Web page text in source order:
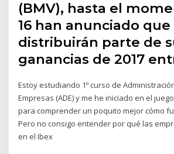
(BMV), hasta el
16 han anunciado que
distribuirán parte de
ganancias de 2017
Estoy estudiando 1º curso de
Empresas (ADE) y me he iniciado en el
para comprender un poquito mejor cómo
Pero no consigo entender por qué las
en el Ibex